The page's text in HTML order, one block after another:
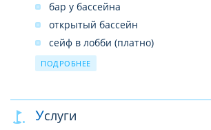
бар у бассейна
открытый бассейн
сейф в лобби (платно)
обмен валюты
wi-fi бесплатно
ПОДРОБНЕЕ
Услуги